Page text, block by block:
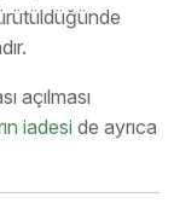
açılması
iadesi de ayrıca